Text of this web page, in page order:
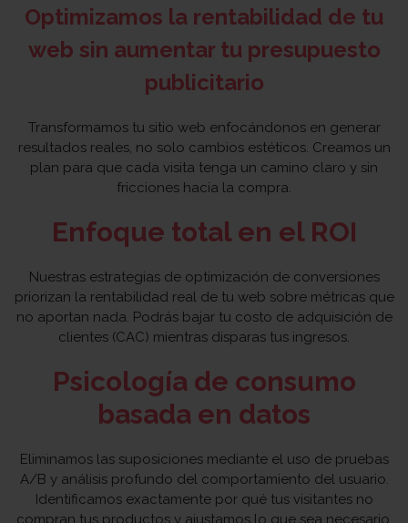
Optimizamos la rentabilidad de tu
web sin aumentar tu presupuesto
publicitario
Transformamos tu sitio web enfocándonos en generar
resultados reales, no solo cambios estéticos. Creamos un
plan para que cada visita tenga un camino claro y sin
fricciones hacia la compra.
Enfoque total en el ROI
Nuestras estrategias de optimización de conversiones
priorizan la rentabilidad real de tu web sobre métricas que
no aportan nada. Podrás bajar tu costo de adquisición de
clientes (CAC) mientras disparas tus ingresos.
Psicología de consumo
basada en datos
Eliminamos las suposiciones mediante el uso de pruebas
A/B y análisis profundo del comportamiento del usuario.
Identificamos exactamente por qué tus visitantes no
compran tus productos y ajustamos lo que sea necesario.